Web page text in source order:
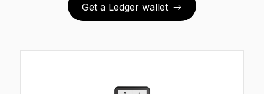
Get a Ledger wallet